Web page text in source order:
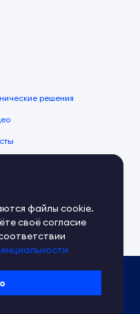
решения
центр
связь
файлы cookie.
своё согласие